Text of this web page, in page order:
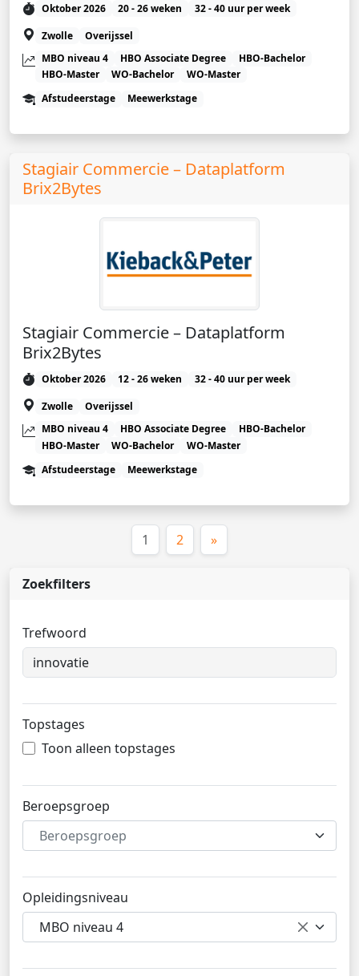
Zoekfilters
Trefwoord
Topstages
Toon alleen topstages
Beroepsgroep
Beroepsgroep
Opleidingsniveau
MBO niveau 4
Oktober 2026 20 - 26 weken
32 - 40 uur per week
Zwolle
Overijssel
MBO niveau 4
HBO Associate Degree
HBO-Bachelor
HBO-Master
WO-Bachelor
WO-Master
Afstudeerstage
Meewerkstage
Stagiair Commercie – Dataplatform
Brix2Bytes
Stagiair Commercie – Dataplatform
Brix2Bytes
Oktober 2026 12 - 26 weken
32 - 40 uur per week
Zwolle
Overijssel
MBO niveau 4
HBO Associate Degree
HBO-Bachelor
HBO-Master
WO-Bachelor
WO-Master
Afstudeerstage
Meewerkstage
1 (huidige)
2 »